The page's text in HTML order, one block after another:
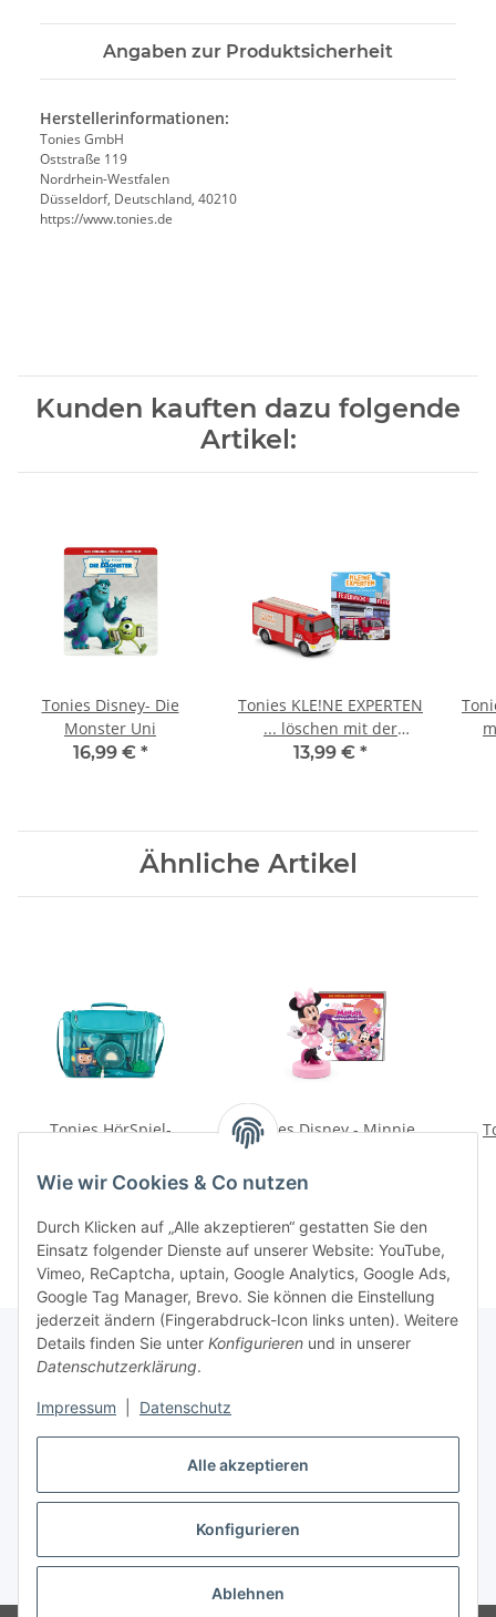
Alle akzeptieren
Konfigurieren
Ablehnen
Wie wir Cookies & Co nutzen
Durch Klicken auf „Alle akzeptieren“ gestatten Sie den
Einsatz folgender Dienste auf unserer Website: YouTube,
Vimeo, ReCaptcha, uptain, Google Analytics, Google Ads,
Google Tag Manager, Brevo. Sie können die Einstellung
jederzeit ändern (Fingerabdruck-Icon links unten). Weitere
Details finden Sie unter Konfigurieren und in unserer
Datenschutzerklärung.
Impressum Datenschutz
Angaben zur Produktsicherheit
Herstellerinformationen:
Tonies GmbH
Oststraße 119
Nordrhein-Westfalen
Düsseldorf, Deutschland, 40210
https://www.tonies.de
Kunden kauften dazu folgende
Artikel:
Tonies Disney- Die
Monster Uni
16,99 € *
Tonies KLE!NE EXPERTEN
... löschen mit der
Feuerwehr
13,99 € *
Ähnliche Artikel
Tonies HörSpiel-
Zaubermond
34,99 €*
Tonies Disney - Minnie
Maus - Helfen macht
16,99 €
Vertrag widerrufen